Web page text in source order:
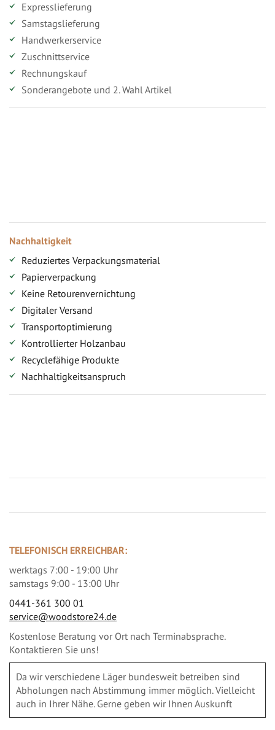
Expresslieferung
Samstagslieferung
Handwerkerservice
Zuschnittservice
Rechnungskauf
Sonderangebote und 2. Wahl Artikel
Nachhaltigkeit
Reduziertes Verpackungsmaterial
Papierverpackung
Keine Retourenvernichtung
Digitaler Versand
Transportoptimierung
Kontrollierter Holzanbau
Recyclefähige Produkte
Nachhaltigkeitsanspruch
TELEFONISCH ERREICHBAR:
werktags 7:00 - 19:00 Uhr
samstags 9:00 - 13:00 Uhr
0441-361 300 01
service@woodstore24.de
Kostenlose Beratung vor Ort nach Terminabsprache.
Kontaktieren Sie uns!
Da wir verschiedene Läger bundesweit betreiben sind
Abholungen nach Abstimmung immer möglich. Vielleicht
auch in Ihrer Nähe. Gerne geben wir Ihnen Auskunft